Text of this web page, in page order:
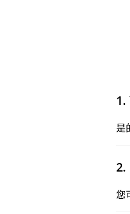
1.
是
2.
您